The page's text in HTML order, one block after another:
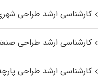
کارشناسی ارشد طراحی
کارشناسی ارشد طراحی
کارشناسی ارشد طراحی